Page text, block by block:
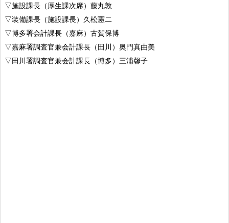
▽施設課長（厚生課次席）藤丸敦
▽装備課長（施設課長）久松憲二
▽博多署会計課長（嘉麻）古賀保博
▽嘉麻署調査官兼会計課長（田川）奥門真由美
▽田川署調査官兼会計課長（博多）三浦馨子